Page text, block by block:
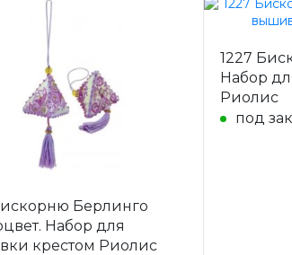
Берлинго
Набор для
крестом Риолис
1227
Набор
Риолис
под